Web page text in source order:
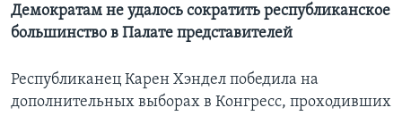
Демократам не удалось сократить республиканское
большинство в Палате представителей
Республиканец Карен Хэндел победила на
дополнительных выборах в Конгресс, проходивших